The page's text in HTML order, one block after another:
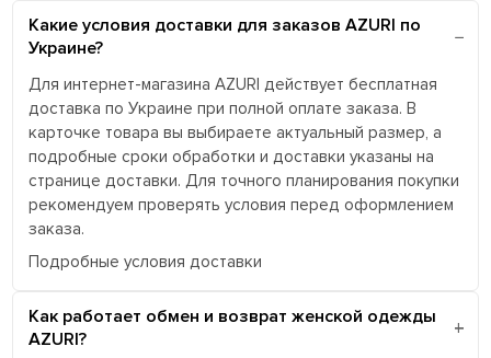
Какие условия доставки для заказов AZURI по
Украине?
Для интернет-магазина AZURI действует бесплатная
доставка по Украине при полной оплате заказа. В
карточке товара вы выбираете актуальный размер, а
подробные сроки обработки и доставки указаны на
странице доставки. Для точного планирования покупки
рекомендуем проверять условия перед оформлением
заказа.
Подробные условия доставки
Как работает обмен и возврат женской одежды
AZURI?